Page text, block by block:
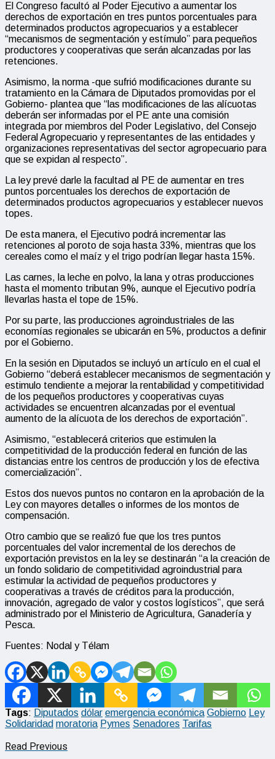
El Congreso facultó al Poder Ejecutivo a aumentar los
derechos de exportación en tres puntos porcentuales para
determinados productos agropecuarios y a establecer
“mecanismos de segmentación y estímulo” para pequeños
productores y cooperativas que serán alcanzadas por las
retenciones.
Asimismo, la norma -que sufrió modificaciones durante su
tratamiento en la Cámara de Diputados promovidas por el
Gobierno- plantea que “las modificaciones de las alícuotas
deberán ser informadas por el PE ante una comisión
integrada por miembros del Poder Legislativo, del Consejo
Federal Agropecuario y representantes de las entidades y
organizaciones representativas del sector agropecuario para
que se expidan al respecto”.
La ley prevé darle la facultad al PE de aumentar en tres
puntos porcentuales los derechos de exportación de
determinados productos agropecuarios y establecer nuevos
topes.
De esta manera, el Ejecutivo podrá incrementar las
retenciones al poroto de soja hasta 33%, mientras que los
cereales como el maíz y el trigo podrían llegar hasta 15%.
Las carnes, la leche en polvo, la lana y otras producciones
hasta el momento tributan 9%, aunque el Ejecutivo podría
llevarlas hasta el tope de 15%.
Por su parte, las producciones agroindustriales de las
economías regionales se ubicarán en 5%, productos a definir
por el Gobierno.
En la sesión en Diputados se incluyó un artículo en el cual el
Gobierno “deberá establecer mecanismos de segmentación y
estimulo tendiente a mejorar la rentabilidad y competitividad
de los pequeños productores y cooperativas cuyas
actividades se encuentren alcanzadas por el eventual
aumento de la alícuota de los derechos de exportación”.
Asimismo, “establecerá criterios que estimulen la
competitividad de la producción federal en función de las
distancias entre los centros de producción y los de efectiva
comercialización”.
Estos dos nuevos puntos no contaron en la aprobación de la
Ley con mayores detalles o informes de los montos de
compensación.
Otro cambio que se realizó fue que los tres puntos
porcentuales del valor incremental de los derechos de
exportación previstos en la ley se destinarán “a la creación de
un fondo solidario de competitividad agroindustrial para
estimular la actividad de pequeños productores y
cooperativas a través de créditos para la producción,
innovación, agregado de valor y costos logísticos”, que será
administrado por el Ministerio de Agricultura, Ganadería y
Pesca.
Fuentes: Nodal y Télam
Tags: Diputados dólar emergencia económica Gobierno
Ley
Solidaridad moratoria Pymes Senadores Tarifas
Read Previous